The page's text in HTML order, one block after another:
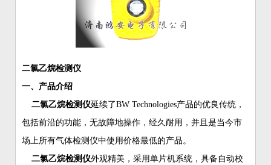
二氯乙烷检测仪
一、产品介绍
二氯乙烷检测仪延续了BW Technologies产品的优良传统，
包括前沿的功能，无故障地操作，经久耐用，并且是当今市
场上所有气体检测仪中使用价格最低的产品。
二氯乙烷检测仪外观精美，采用单片机系统，具备自动校